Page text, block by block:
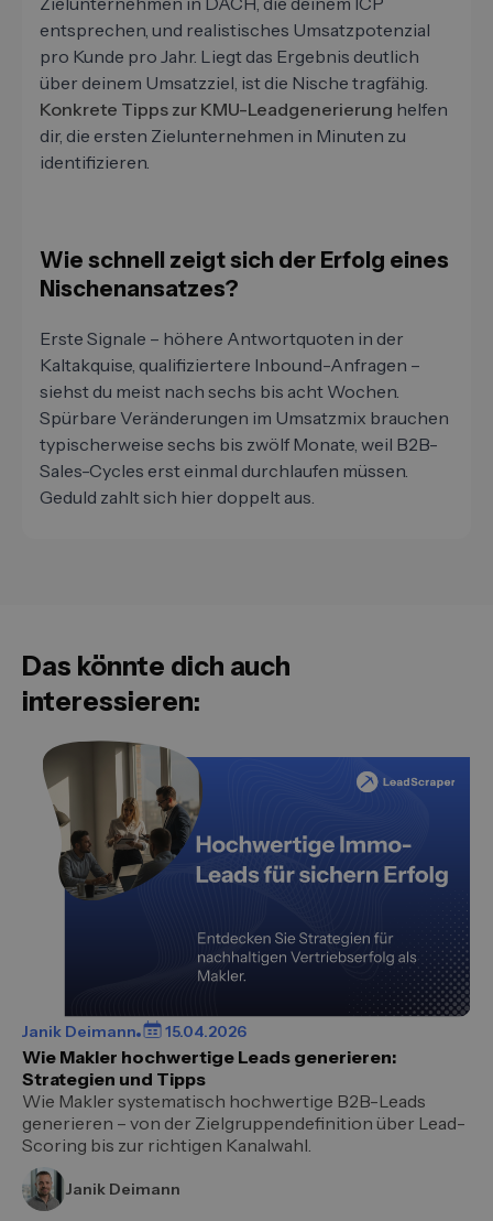
entsprechen, und realistisches Umsatzpotenzial
pro Kunde pro Jahr. Liegt das Ergebnis deutlich
über deinem Umsatzziel, ist die Nische tragfähig.
Konkrete Tipps zur KMU-Leadgenerierung helfen
dir, die ersten Zielunternehmen in Minuten zu
identifizieren.
Wie schnell zeigt sich der Erfolg eines
Nischenansatzes?
Erste Signale – höhere Antwortquoten in der
Kaltakquise, qualifiziertere Inbound-Anfragen –
siehst du meist nach sechs bis acht Wochen.
Spürbare Veränderungen im Umsatzmix brauchen
typischerweise sechs bis zwölf Monate, weil B2B-
Sales-Cycles erst einmal durchlaufen müssen.
Geduld zahlt sich hier doppelt aus.
Das könnte dich auch
interessieren:
Janik Deimann 15.04.2026
Wie Makler hochwertige Leads generieren:
Strategien und Tipps
Wie Makler systematisch hochwertige B2B-Leads
generieren – von der Zielgruppendefinition über Lead-
Scoring bis zur richtigen Kanalwahl.
Janik Deimann